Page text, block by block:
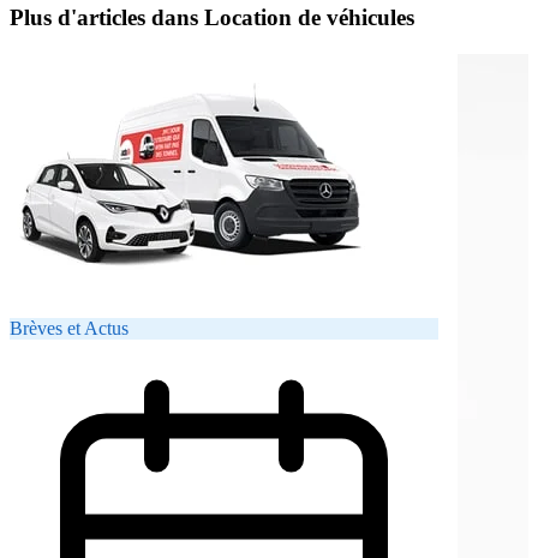
Plus d'articles dans Location de véhicules
Brèves et Actus